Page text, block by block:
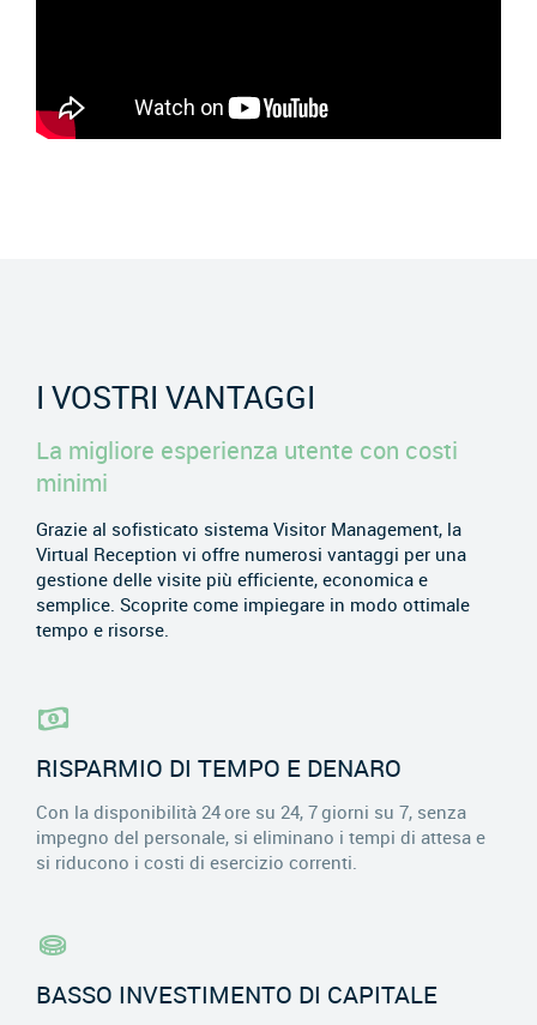
I VOSTRI VANTAGGI
La migliore esperienza utente con costi
minimi
Grazie al sofisticato sistema Visitor Management, la
Virtual Reception vi offre numerosi vantaggi per una
gestione delle visite più efficiente, economica e
semplice. Scoprite come impiegare in modo ottimale
tempo e risorse.
RISPARMIO DI TEMPO E DENARO
Con la disponibilità 24 ore su 24, 7 giorni su 7, senza
impegno del personale, si eliminano i tempi di attesa e
si riducono i costi di esercizio correnti.
BASSO INVESTIMENTO DI CAPITALE